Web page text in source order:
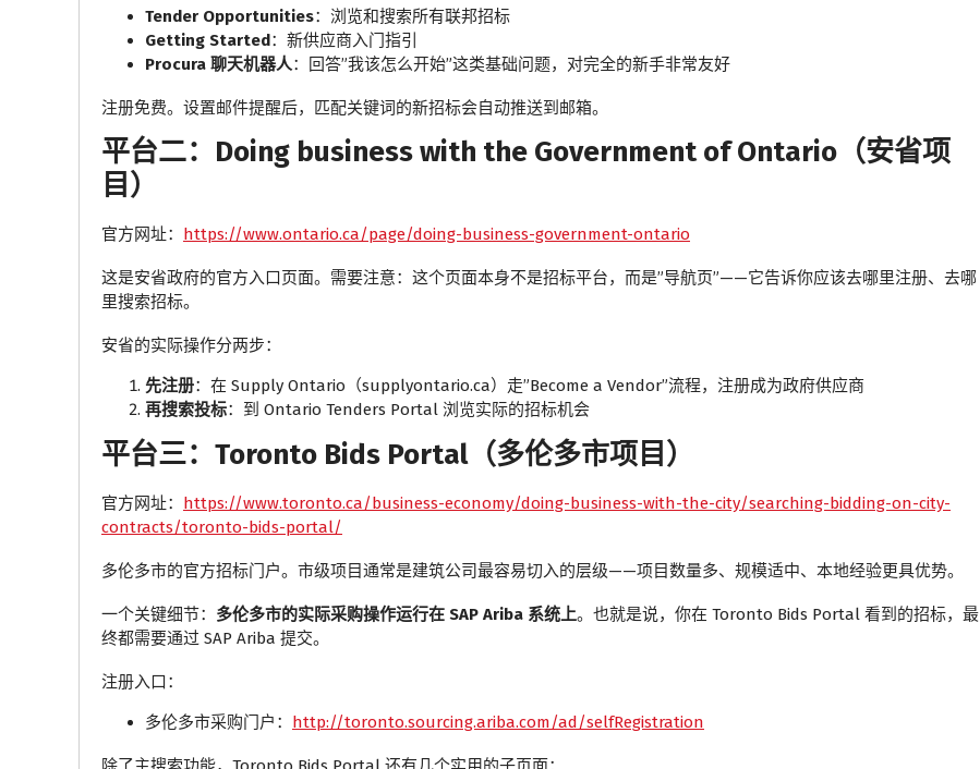
Tender Opportunities：浏览和搜索所有联邦招标
Getting Started：新供应商入门指引
Procura 聊天机器人：回答”我该怎么开始”这类基础问题，对完全的新手非常友好
注册免费。设置邮件提醒后，匹配关键词的新招标会自动推送到邮箱。
平台二：Doing business with the Government of Ontario（安省项
目）
官方网址： https://www.ontario.ca/page/doing-business-government-ontario
这是安省政府的官方入口页面。需要注意：这个页面本身不是招标平台，而是”导航页”——它告诉你应该去哪里注册、去哪
里搜索招标。
安省的实际操作分两步：
先注册：在 Supply Ontario（supplyontario.ca）走”Become a Vendor”流程，注册成为政府供应商
再搜索投标：到 Ontario Tenders Portal 浏览实际的招标机会
平台三：Toronto Bids Portal（多伦多市项目）
官方网址： https://www.toronto.ca/business-economy/doing-business-with-the-city/searching-bidding-on-city-
contracts/toronto-bids-portal/
多伦多市的官方招标门户。市级项目通常是建筑公司最容易切入的层级——项目数量多、规模适中、本地经验更具优势。
一个关键细节： 多伦多市的实际采购操作运行在 SAP Ariba 系统上。也就是说，你在 Toronto Bids Portal 看到的招标，最
终都需要通过 SAP Ariba 提交。
注册入口：
多伦多市采购门户： http://toronto.sourcing.ariba.com/ad/selfRegistration